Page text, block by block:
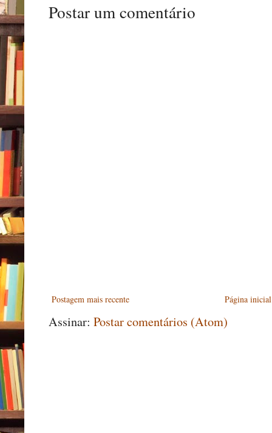
Postar um comentário
Postagem mais recente Página inicial
Assinar: Postar comentários (Atom)